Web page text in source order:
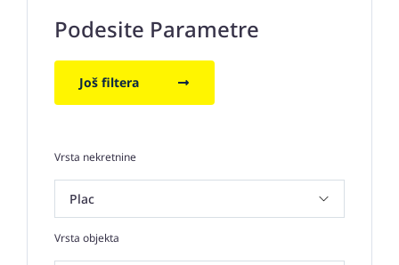
Podesite Parametre
Još filtera
Vrsta nekretnine
Vrsta objekta